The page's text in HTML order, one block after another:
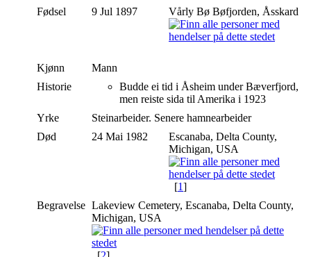
Fødsel
9 Jul 1897 Vårly Bø Bøfjorden, Åsskard
Kjønn
Mann
Historie
Budde ei tid i Åsheim under Bæverfjord,
men reiste sida til Amerika i 1923
Yrke
Steinarbeider. Senere hamnearbeider
Død
24 Mai 1982
Escanaba, Delta County,
Michigan, USA
[1]
Begravelse Lakeview Cemetery, Escanaba, Delta County,
Michigan, USA